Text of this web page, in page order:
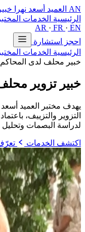
AN العميد أسعد نهرا
الرئيسية الخدمات
AR · FR · EN
احجز استشارة
الرئيسية الخدمات
خبير محلف لدى المحاكم
خبير تزوير
يهدف مختبر العميد
التزوير والتزييف،
لدراسة البصمات وتحليل
اكتشف الخدمات